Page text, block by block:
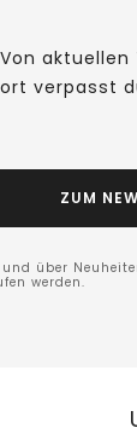
verpasst
ZUM
über
werden.